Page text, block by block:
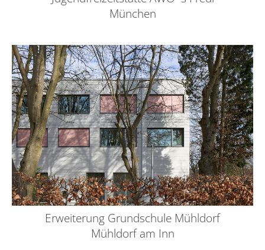
München
Erweiterung Grundschule Mühldorf
Mühldorf am Inn